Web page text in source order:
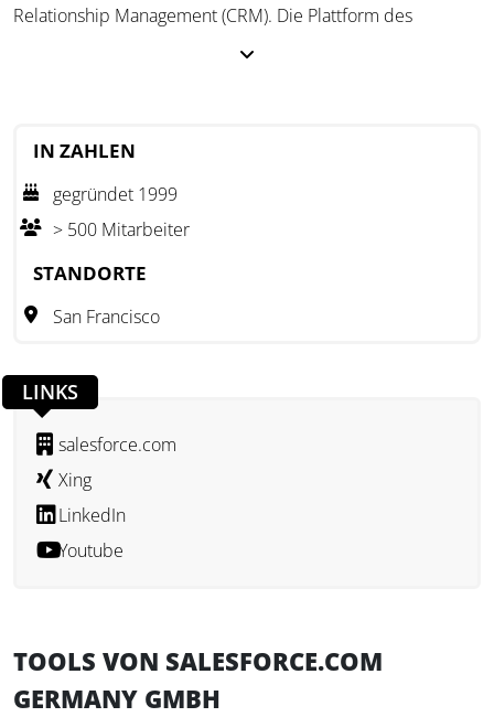
Relationship Management (CRM). Die Plattform des
zugänglich zu machen, um eine konsistente und effiziente
Kundenbetreuung zu gewährleisten.
Neben der CRM-Plattform bietet Salesforce zusätzliche
Funktionen wie Analysetools, mobile Anwendungen und
Unternehmen ihre internen Prozesse optimieren und auf
Salesforce-Lösungen werden weltweit in unterschiedlichen
Branchen und Unternehmensgrößen eingesetzt, um
Prozesse zu digitalisieren und Kundenbedürfnisse besser
zu erfüllen.
IN ZAHLEN
gegründet 1999
> 500 Mitarbeiter
STANDORTE
San Francisco
LINKS
salesforce.com
Xing
LinkedIn
Youtube
TOOLS VON SALESFORCE.COM
GERMANY GMBH